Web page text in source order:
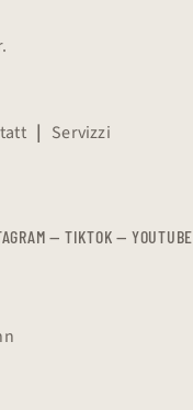
| Servizzi
— TIKTOK — YOUTUBE